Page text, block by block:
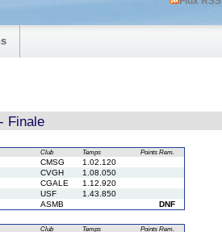
Finale
Club Temps Points Rem.
CMSG
1.02.120
CVGH
1.08.050
CGALE
1.12.920
USF
1.43.850
ASMB DNF
Club Temps Points Rem.